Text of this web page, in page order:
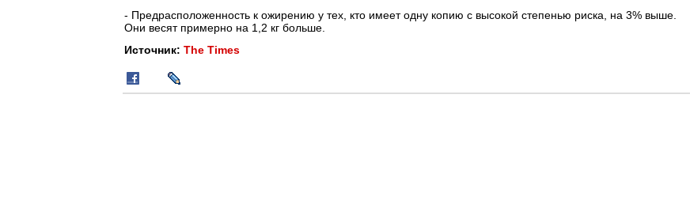
- Предрасположенность к ожирению у тех, кто имеет одну копию с высокой степенью риска, на 3% выше.
Они весят примерно на 1,2 кг больше.
Источник: The Times